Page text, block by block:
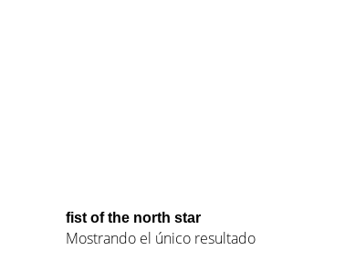
fist of the north star
Mostrando el único resultado